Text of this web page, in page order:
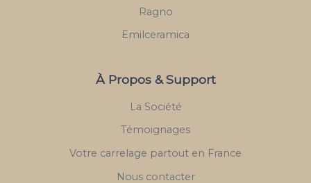
Ragno
Emilceramica
À Propos & Support
La Société
Témoignages
Votre carrelage partout en France
Nous contacter